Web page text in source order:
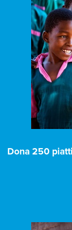
Dona 250